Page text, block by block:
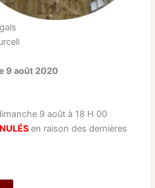
9 août 2020
9 août à 18 H 00
en raison des dernières